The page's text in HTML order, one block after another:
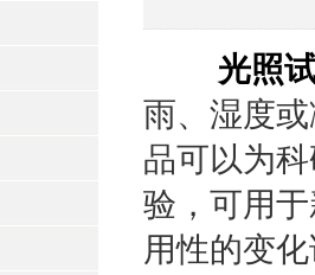
光照
雨、湿度
品可以为
验，可用
用性的变